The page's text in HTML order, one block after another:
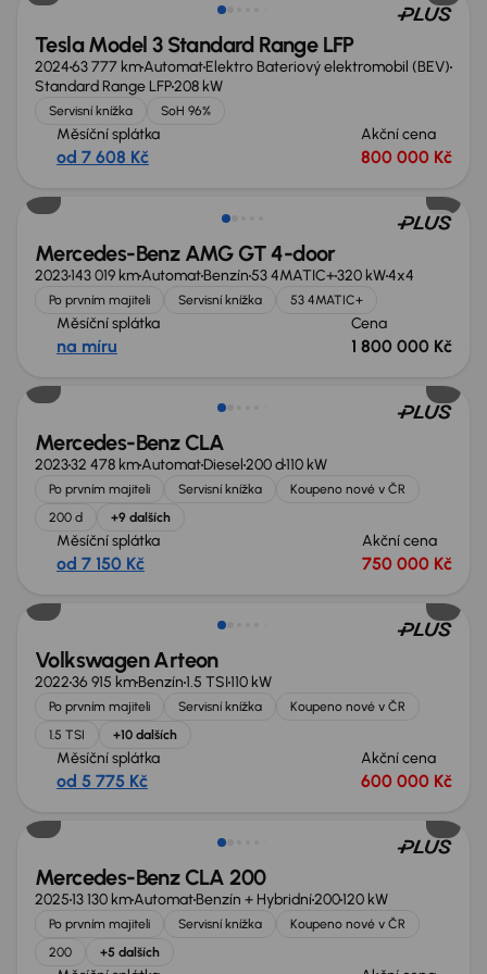
Tesla Model 3 Standard Range LFP
202463 777 kmAutomatElektro Bateriový elektromobil (BEV)
Standard Range LFP208 kW
Servisní knížka SoH 96%
Měsíční splátka
od 7 608 Kč
Akční cena
800 000 Kč
Nově v nabídce
Mercedes-Benz AMG GT 4-door
2023143 019 kmAutomatBenzín53 4MATIC+320 kW4x4
Po prvním majiteli Servisní knížka 53 4MATIC+
Měsíční splátka
na míru
Cena
1 800 000 Kč
Možnost odpočtu DPH
Mercedes-Benz CLA
202332 478 kmAutomatDiesel200 d110 kW
Po prvním majiteli Servisní knížka
Koupeno nové v ČR
200 d
+9 dalších
Měsíční splátka
od 7 150 Kč
Akční cena
750 000 Kč
Možnost odpočtu DPH
Volkswagen Arteon
202236 915 kmBenzín1.5 TSI110 kW
Po prvním majiteli Servisní knížka
Koupeno nové v ČR
1.5 TSI
+10 dalších
Měsíční splátka
od 5 775 Kč
Akční cena
600 000 Kč
Zlevněno o 50 000 Kč
Mercedes-Benz CLA 200
202513 130 kmAutomatBenzín + Hybridní200120 kW
Po prvním majiteli Servisní knížka
Koupeno nové v ČR
200
+5 dalších